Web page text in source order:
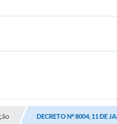
DECRETO Nº 8004, 11 DE